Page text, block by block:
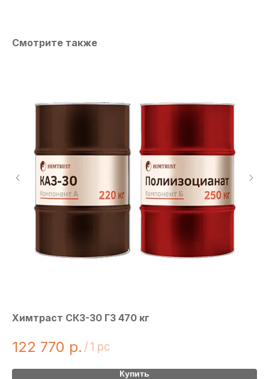
Смотрите также
Химтраст СКЗ-30 Г3 470 кг
122 770 р. /1 pc
Купить